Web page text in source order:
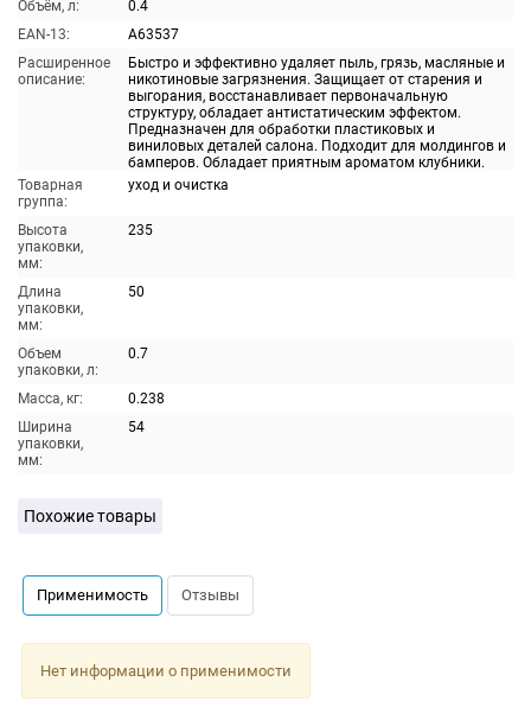
Объём, л:
0.4
EAN-13:
A63537
Расширенное
описание:
Быстро и эффективно удаляет пыль, грязь, масляные и
никотиновые загрязнения. Защищает от старения и
выгорания, восстанавливает первоначальную
структуру, обладает антистатическим эффектом.
Предназначен для обработки пластиковых и
виниловых деталей салона. Подходит для молдингов и
бамперов. Обладает приятным ароматом клубники.
Товарная
группа:
уход и очистка
Высота
упаковки,
мм:
235
Длина
упаковки,
мм:
50
Объем
упаковки, л:
0.7
Масса, кг:
0.238
Ширина
упаковки,
мм:
54
Похожие товары
Применимость Отзывы
Нет информации о применимости